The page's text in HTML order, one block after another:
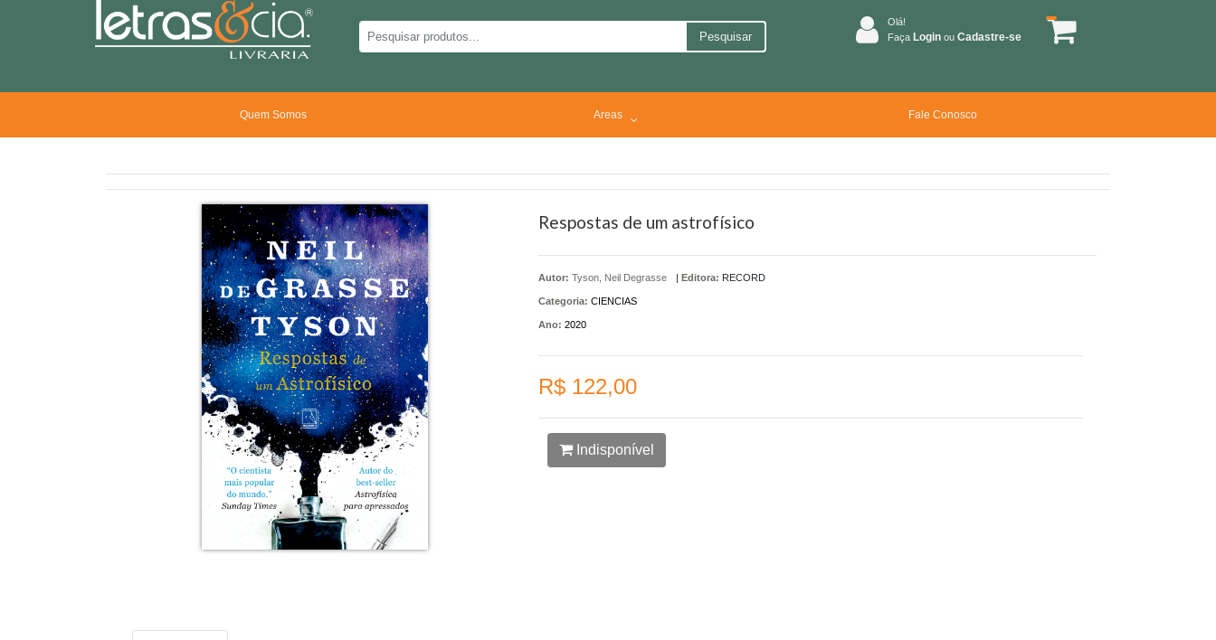
Pesquisar
Olá!
Faça Login ou Cadastre-se
Quem Somos Areas Fale Conosco
Respostas de um astrofísico
Autor: Tyson, Neil Degrasse | Editora: RECORD
Categoria: CIENCIAS
Ano: 2020
R$ 122,00
Indisponível